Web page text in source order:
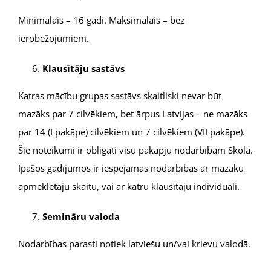
Minimālais – 16 gadi. Maksimālais – bez
ierobežojumiem.
Klausītāju sastāvs
Katras mācību grupas sastāvs skaitliski nevar būt
mazāks par 7 cilvēkiem, bet ārpus Latvijas – ne mazāks
par 14 (I pakāpe) cilvēkiem un 7 cilvēkiem (VII pakāpe).
Šie noteikumi ir obligāti visu pakāpju nodarbībām Skolā.
Īpašos gadījumos ir iespējamas nodarbības ar mazāku
apmeklētāju skaitu, vai ar katru klausītāju individuāli.
Semināru valoda
Nodarbības parasti notiek latviešu un/vai krievu valodā.